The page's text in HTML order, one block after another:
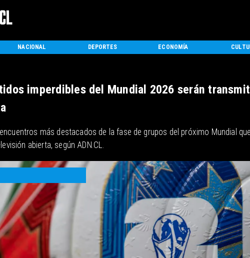
NACIONAL DEPORTES ECONOMÍA
imperdibles del Mundial 2026 serán
más destacados de la fase de grupos del próximo Mundial
abierta, según ADN.CL.